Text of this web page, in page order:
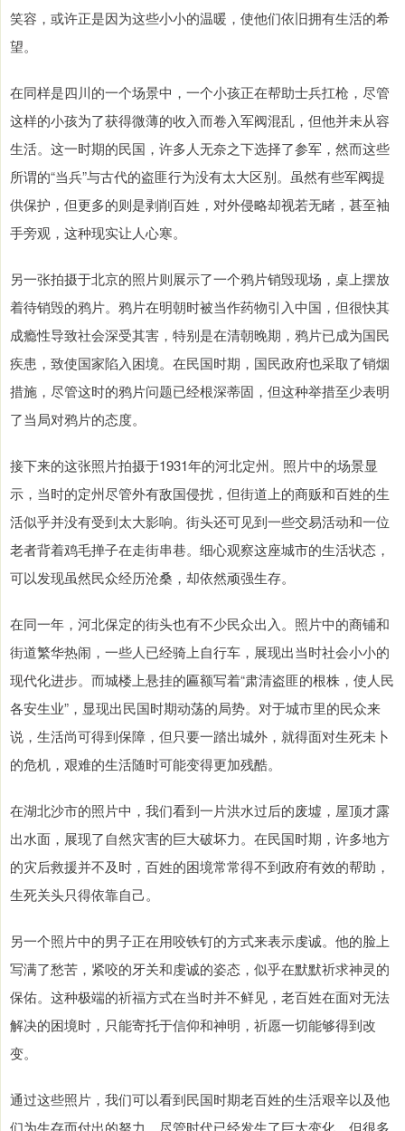
笑容，或许正是因为这些小小的温暖，使他们依旧拥有生活的希
望。
在同样是四川的一个场景中，一个小孩正在帮助士兵扛枪，尽管
这样的小孩为了获得微薄的收入而卷入军阀混乱，但他并未从容
生活。这一时期的民国，许多人无奈之下选择了参军，然而这些
所谓的“当兵”与古代的盗匪行为没有太大区别。虽然有些军阀提
供保护，但更多的则是剥削百姓，对外侵略却视若无睹，甚至袖
手旁观，这种现实让人心寒。
另一张拍摄于北京的照片则展示了一个鸦片销毁现场，桌上摆放
着待销毁的鸦片。鸦片在明朝时被当作药物引入中国，但很快其
成瘾性导致社会深受其害，特别是在清朝晚期，鸦片已成为国民
疾患，致使国家陷入困境。在民国时期，国民政府也采取了销烟
措施，尽管这时的鸦片问题已经根深蒂固，但这种举措至少表明
了当局对鸦片的态度。
接下来的这张照片拍摄于1931年的河北定州。照片中的场景显
示，当时的定州尽管外有敌国侵扰，但街道上的商贩和百姓的生
活似乎并没有受到太大影响。街头还可见到一些交易活动和一位
老者背着鸡毛掸子在走街串巷。细心观察这座城市的生活状态，
可以发现虽然民众经历沧桑，却依然顽强生存。
在同一年，河北保定的街头也有不少民众出入。照片中的商铺和
街道繁华热闹，一些人已经骑上自行车，展现出当时社会小小的
现代化进步。而城楼上悬挂的匾额写着“肃清盗匪的根株，使人民
各安生业”，显现出民国时期动荡的局势。对于城市里的民众来
说，生活尚可得到保障，但只要一踏出城外，就得面对生死未卜
的危机，艰难的生活随时可能变得更加残酷。
在湖北沙市的照片中，我们看到一片洪水过后的废墟，屋顶才露
出水面，展现了自然灾害的巨大破坏力。在民国时期，许多地方
的灾后救援并不及时，百姓的困境常常得不到政府有效的帮助，
生死关头只得依靠自己。
另一个照片中的男子正在用咬铁钉的方式来表示虔诚。他的脸上
写满了愁苦，紧咬的牙关和虔诚的姿态，似乎在默默祈求神灵的
保佑。这种极端的祈福方式在当时并不鲜见，老百姓在面对无法
解决的困境时，只能寄托于信仰和神明，祈愿一切能够得到改
变。
通过这些照片，我们可以看到民国时期老百姓的生活艰辛以及他